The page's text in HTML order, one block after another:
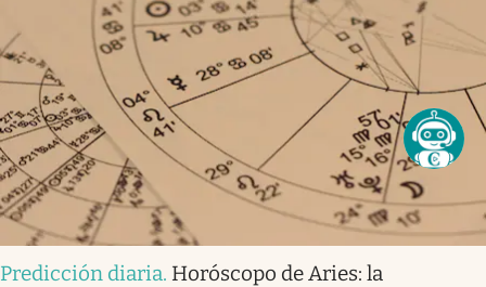
Predicción diaria. Horóscopo de Aries: la